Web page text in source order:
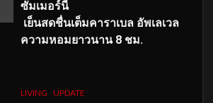
ซัมเมอร์นี้
เย็นสดชื่นเต็มคาราเบล อัพเลเวล
ความหอมยาวนาน 8 ชม.
LIVING UPDATE